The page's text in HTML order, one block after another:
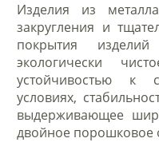
Изделия из
закругления и
покрытия
экологически
устойчивостью к
условиях,
выдерживающее
двойное порошковое